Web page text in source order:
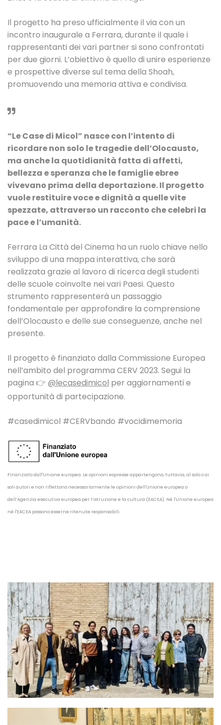
Il progetto ha preso ufficialmente il via con un
incontro inaugurale a Ferrara, durante il quale i
rappresentanti dei vari partner si sono confrontati
per due giorni. L’obiettivo è quello di unire esperienze
e prospettive diverse sul tema della Shoah,
promuovendo una memoria attiva e condivisa.
“Le Case di Micol” nasce con l’intento di
ricordare non solo le tragedie dell’Olocausto,
ma anche la quotidianità fatta di affetti,
bellezza e speranza che le famiglie ebree
vivevano prima della deportazione. Il progetto
vuole restituire voce e dignità a quelle vite
spezzate, attraverso un racconto che celebri la
pace e l’umanità.
Ferrara La Città del Cinema ha un ruolo chiave nello
sviluppo di una mappa interattiva, che sarà
realizzata grazie al lavoro di ricerca degli studenti
delle scuole coinvolte nei vari Paesi. Questo
strumento rappresenterà un passaggio
fondamentale per approfondire la comprensione
dell’Olocausto e delle sue conseguenze, anche nel
presente.
Il progetto è finanziato dalla Commissione Europea
nell’ambito del programma CERV 2023. Segui la
pagina 👉 @lecasedimicol per aggiornamenti e
opportunità di partecipazione.
#casedimicol #CERVbando #vocidimemoria
Finanziato dall'Unione europea. Le opinioni espresse appartengono, tuttavia, al solo o ai
soli autori e non riflettono necessariamente le opinioni dell'Unione europea o
dell’Agenzia esecutiva europea per l’istruzione e la cultura (EACEA). Né l'Unione europea
né l'EACEA possono esserne ritenute responsabili.